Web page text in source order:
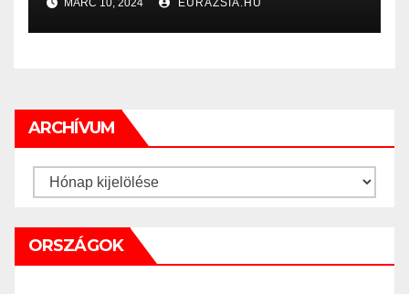
MÁRC 10, 2024 EURAZSIA.HU
ARCHÍVUM
Archívum
ORSZÁGOK